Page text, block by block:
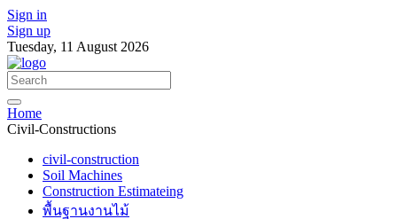
Sign in
Sign up
Tuesday, 11 August 2026
Home
Civil-Constructions
civil-construction
Soil Machines
Construction Estimateing
พื้นฐานงานไม้